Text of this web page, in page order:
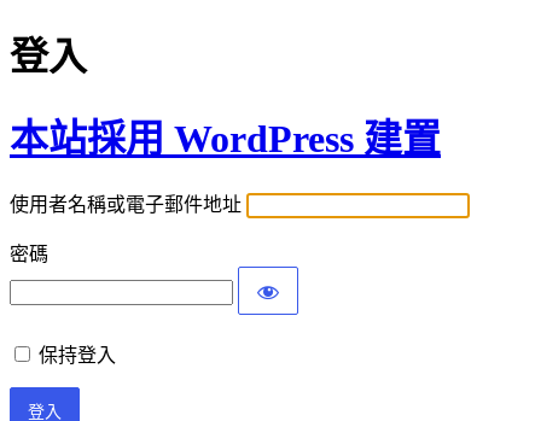
登入
本站採用 WordPress 建置
使用者名稱或電子郵件地址
密碼
保持登入